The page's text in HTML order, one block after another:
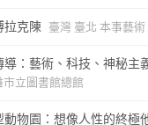
拉克陳 臺灣 臺北 本事藝術
導：藝術、科技、神秘主
市立圖書館總館
動物園：想像人性的終極